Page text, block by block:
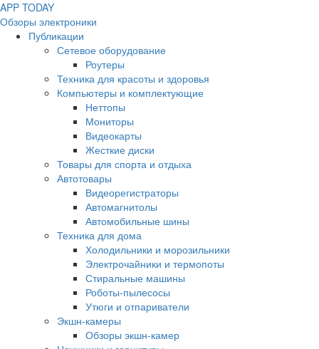
APP TODAY
Обзоры электроники
Публикации
Сетевое оборудование
Роутеры
Техника для красоты и здоровья
Компьютеры и комплектующие
Неттопы
Мониторы
Видеокарты
Жесткие диски
Товары для спорта и отдыха
Автотовары
Видеорегистраторы
Автомагнитолы
Автомобильные шины
Техника для дома
Холодильники и морозильники
Электрочайники и термопоты
Стиральные машины
Роботы-пылесосы
Утюги и отпариватели
Экшн-камеры
Обзоры экшн-камер